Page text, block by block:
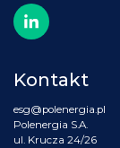
Kontakt
esg@polenergia.pl
Polenergia S.A.
ul. Krucza 24/26